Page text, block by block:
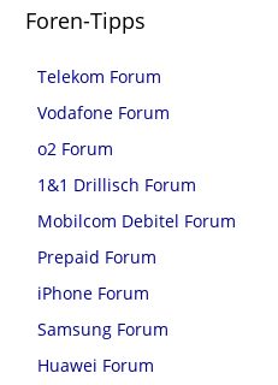
Foren-Tipps
Telekom Forum
Vodafone Forum
o2 Forum
1&1 Drillisch Forum
Mobilcom Debitel Forum
Prepaid Forum
iPhone Forum
Samsung Forum
Huawei Forum